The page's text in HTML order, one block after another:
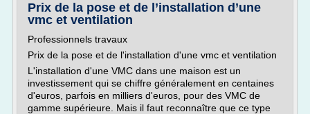
Prix de la pose et de l’installation d’une
vmc et ventilation
Professionnels travaux
Prix de la pose et de l'installation d'une vmc et ventilation
L'installation d'une VMC dans une maison est un
investissement qui se chiffre généralement en centaines
d'euros, parfois en milliers d'euros, pour des VMC de
gamme supérieure. Mais il faut reconnaître que ce type